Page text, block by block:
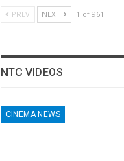
PREV NEXT 1 of 961
NTC VIDEOS
CINEMA NEWS